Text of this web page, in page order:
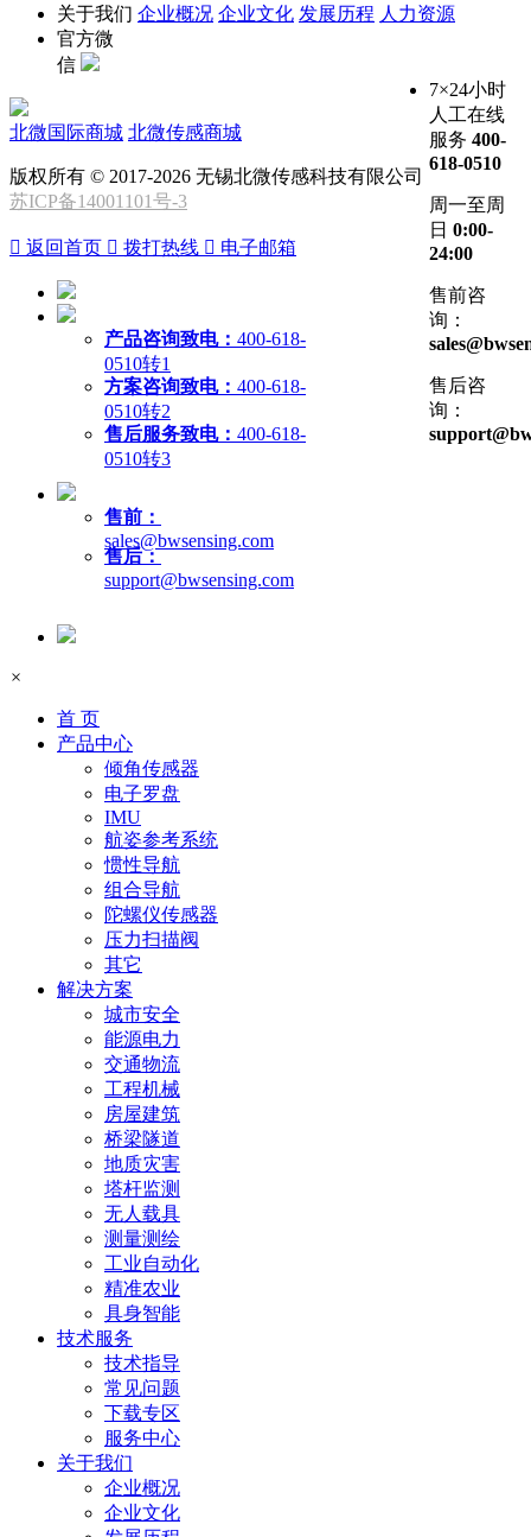
关于我们 企业概况 企业文化 发展历程 人力资源
官方微
信
7×24小时
人工在线
服务 400-
618-0510
周一至周
日 0:00-
24:00
售前咨
询：
售后咨
询：
北微国际商城 北微传感商城
版权所有 © 2017-2026 无锡北微传感科技有限公司
苏ICP备14001101号-3
 返回首页  拨打热线  电子邮箱
产品咨询致电： 400-618-
0510转1
方案咨询致电： 400-618-
0510转2
售后服务致电： 400-618-
0510转3
售前：
sales@bwsensing.com
售后：
support@bwsensing.com
×
首 页
产品中心
倾角传感器
电子罗盘
IMU
航姿参考系统
惯性导航
组合导航
陀螺仪传感器
压力扫描阀
其它
解决方案
城市安全
能源电力
交通物流
工程机械
房屋建筑
桥梁隧道
地质灾害
塔杆监测
无人载具
测量测绘
工业自动化
精准农业
具身智能
技术服务
技术指导
常见问题
下载专区
服务中心
关于我们
企业概况
企业文化